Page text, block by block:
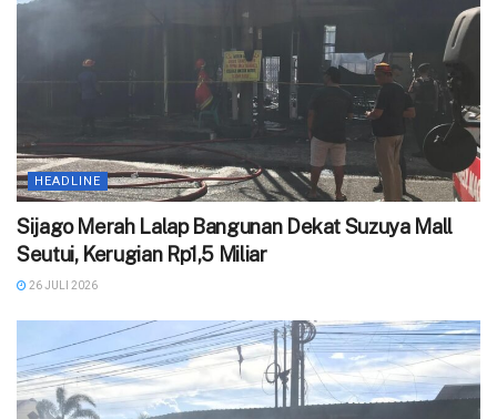
HEADLINE
Sijago Merah Lalap Bangunan Dekat Suzuya Mall
Seutui, Kerugian Rp1,5 Miliar
26 JULI 2026